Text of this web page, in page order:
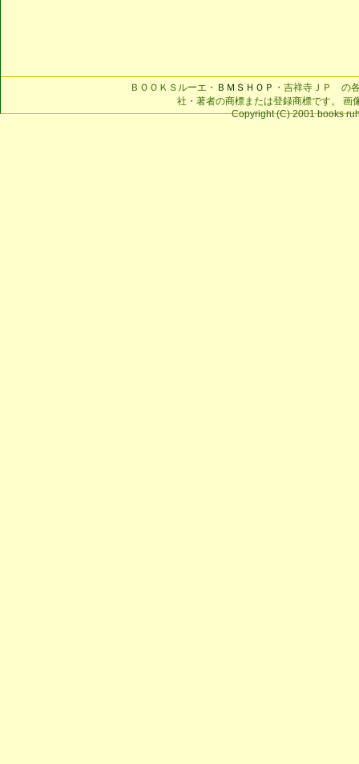
ＢＯＯＫＳルーエ・ ＢＭＳＨＯＰ ・吉祥寺ＪＰ の
社・著者の商標または登録商標です。 画
Copyright (C) 2001 books